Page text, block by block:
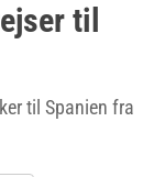
til
til Spanien fra